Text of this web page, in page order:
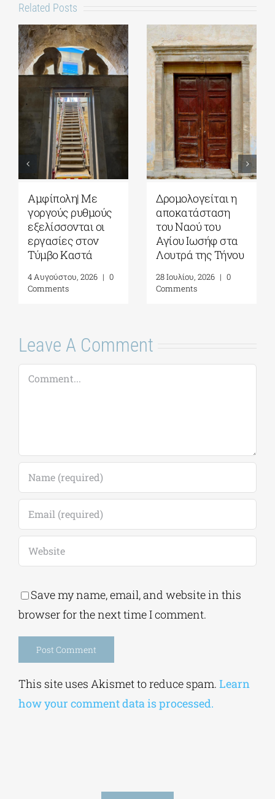
Related Posts
Αυγουστιάτικη
Πανσέληνος 2026:
Η Σελήνη από
τους αρχαίους
μύθους στα
της Ελλάδας
Πέλλα|
Αποκαταστάθηκε
το Κάστρο των
Μογλενών
4 Αυγούστου, 2026 | 0
Comments
Leave A Comment
Save my name, email, and website in this
Alternative:
This site uses Akismet to reduce spam.